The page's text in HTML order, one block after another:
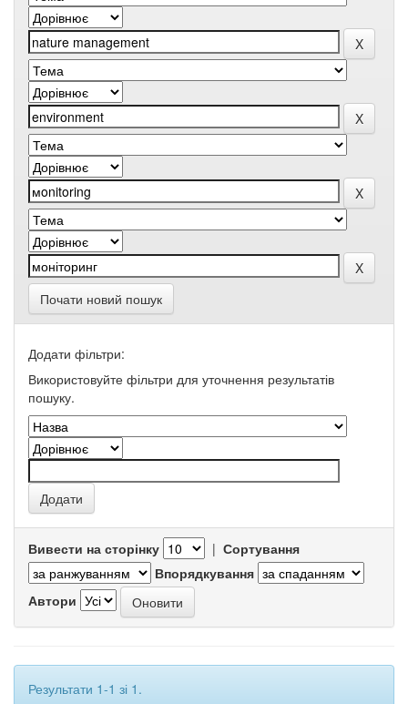
Почати новий пошук
Додати фільтри:
Використовуйте фільтри для уточнення результатів
пошуку.
Вивести на сторінку | Сортування
Впорядкування
Автори
Результати 1-1 зі 1.